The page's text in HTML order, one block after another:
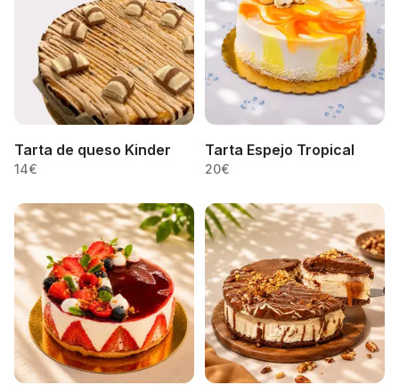
Tarta de queso Kinder
14€
Tarta Espejo Tropical
20€